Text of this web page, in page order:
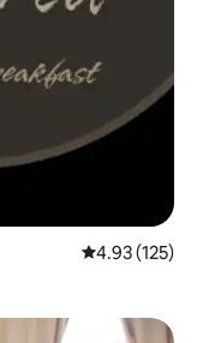
レビュー125
4.93 (125)